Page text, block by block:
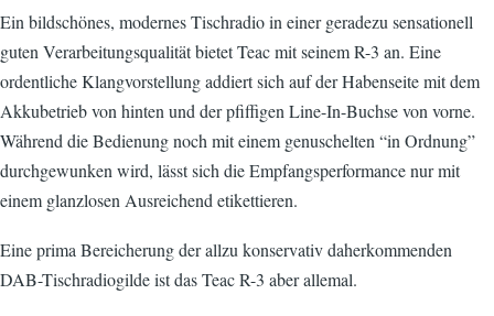
Ein bildschönes, modernes Tischradio in einer geradezu sensationell
guten Verarbeitungsqualität bietet Teac mit seinem R-3 an. Eine
ordentliche Klangvorstellung addiert sich auf der Habenseite mit dem
Akkubetrieb von hinten und der pfiffigen Line-In-Buchse von vorne.
Während die Bedienung noch mit einem genuschelten “in Ordnung”
durchgewunken wird, lässt sich die Empfangsperformance nur mit
einem glanzlosen Ausreichend etikettieren.
Eine prima Bereicherung der allzu konservativ daherkommenden
DAB-Tischradiogilde ist das Teac R-3 aber allemal.